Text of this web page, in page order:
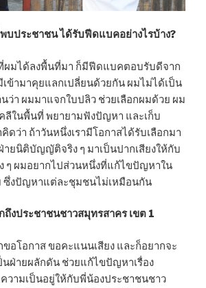
บประชาชน ได้รับฟีดแบคอย่างไรบ้าง?
ผมได้ลงพื้นที่มา ก็มีฟีดแบคตอบรับดีจาก
ข้ามาคุยแลกเปลี่ยนด้วยกัน ผมไม่ได้เป็น
ว่า ผมมาแจกใบปลิว ช่วยเลือกผมด้วย ผม
ลีในพื้นที่ พยายามฟังปัญหา และเก็บ
ว่า ถ้าวันหนึ่งเรามีโอกาสได้รับเลือกมา
ฝ่ายนิติบัญญัติจริง ๆ มาเป็นปากเสียงให้กับ
ๆ ผมอยากไปส่วนหนึ่งที่แก้ไขปัญหาใน
ซึ่งปัญหาแต่ละชุมชนไม่เหมือนกัน
ถึงประชาชนชาวสมุทรสาคร เขต 1
ขอโอกาส ขอคะแนนเสียง และก็อยากจะ
นฝ่ายผลักดัน ช่วยแก้ไขปัญหาเรื่อง
ความเป็นอยู่ให้กับพี่น้องประชาชนชาว